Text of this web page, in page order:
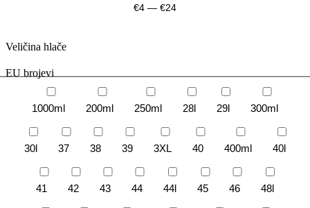
€4 — €24
Veličina hlače
EU brojevi
1000ml 200ml 250ml 28l 29l 300ml
30l 37 38 39 3XL 40 400ml 40l
41 42 43 44 44l 45 46 48l